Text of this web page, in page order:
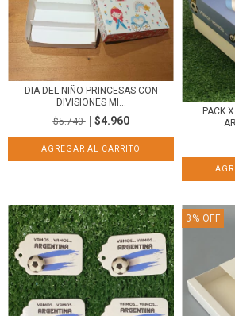
DIA DEL NIÑO PRINCESAS CON
DIVISIONES MI...
$5.740
$4.960
PACK
3 % OFF